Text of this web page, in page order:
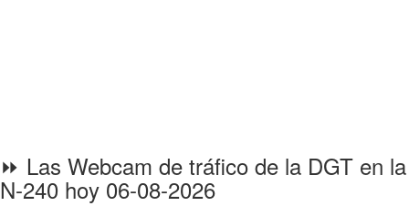
⏩ Las Webcam de tráfico de la DGT en la
N-240 hoy 06-08-2026